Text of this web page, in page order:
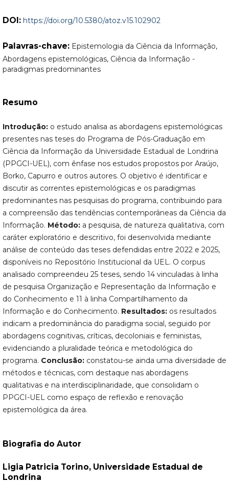
DOI: https://doi.org/10.5380/atoz.v15.102902
Palavras-chave: Epistemologia da Ciência da Informação,
Abordagens epistemológicas, Ciência da Informação -
paradigmas predominantes
Resumo
Introdução:o estudo analisa as abordagens epistemológicas
presentes nas teses do Programa de Pós-Graduação em
Ciência da Informação da Universidade Estadual de Londrina
(PPGCI-UEL), com ênfase nos estudos propostos por Araújo,
Borko, Capurro e outros autores. O objetivo é identificar e
discutir as correntes epistemológicas e os paradigmas
predominantes nas pesquisas do programa, contribuindo para
a compreensão das tendências contemporâneas da Ciência da
Informação. Método: a pesquisa, de natureza qualitativa, com
caráter exploratório e descritivo, foi desenvolvida mediante
análise de conteúdo das teses defendidas entre 2022 e 2025,
disponíveis no Repositório Institucional da UEL. O corpus
analisado compreendeu 25 teses, sendo 14 vinculadas à linha
de pesquisa Organização e Representação da Informação e
do Conhecimento e 11 à linha Compartilhamento da
Informação e do Conhecimento. Resultados:os resultados
indicam a predominância do paradigma social, seguido por
abordagens cognitivas, críticas, decoloniais e feministas,
evidenciando a pluralidade teórica e metodológica do
programa. Conclusão:constatou-se ainda uma diversidade de
métodos e técnicas, com destaque nas abordagens
qualitativas e na interdisciplinaridade, que consolidam o
PPGCI-UEL como espaço de reflexão e renovação
epistemológica da área.
Biografia do Autor
Ligia Patricia Torino, Universidade Estadual de
Londrina